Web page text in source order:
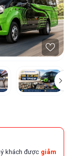
khách được giảm